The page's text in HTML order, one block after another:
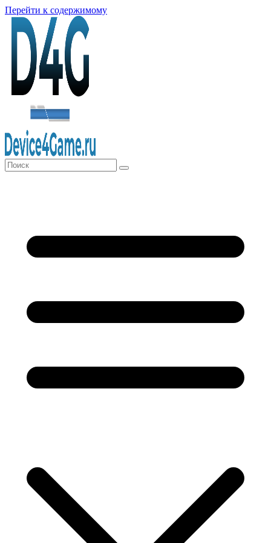
Перейти к содержимому